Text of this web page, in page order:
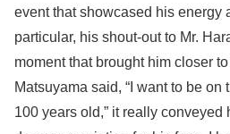
event that showcased his energy
particular, his shout-out to Mr.
moment that brought him closer
Matsuyama said, “I want to be on
100 years old,” it really conveyed